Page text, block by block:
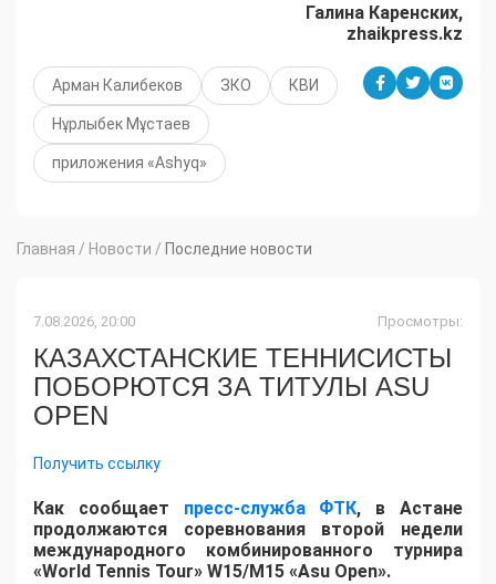
Галина Каренских,
zhaikpress.kz
Арман Калибеков ЗКО КВИ
Нұрлыбек Мұстаев
приложения «Ashyq»
Главная / Новости / Последние новости
7.08.2026, 20:00 Просмотры:
КАЗАХСТАНСКИЕ ТЕННИСИСТЫ
ПОБОРЮТСЯ ЗА ТИТУЛЫ ASU
OPEN
Получить ссылку
Как сообщает пресс-служба ФТК, в Астане
продолжаются соревнования второй недели
международного комбинированного турнира
«World Tennis Tour» W15/M15 «Asu Open».